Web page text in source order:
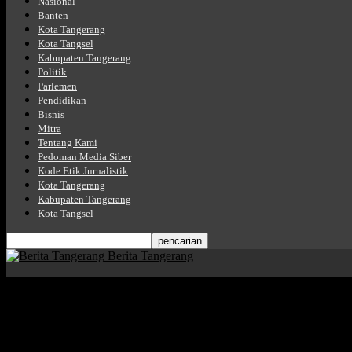
Banten
Kota Tangerang
Kota Tangsel
Kabupaten Tangerang
Politik
Parlemen
Pendidikan
Bisnis
Mitra
Tentang Kami
Pedoman Media Siber
Kode Etik Jurnalistik
Kota Tangerang
Kabupaten Tangerang
Kota Tangsel
Berita Tangerang